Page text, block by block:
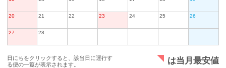
20 21 22 23 24 25 26
27 28
日にちをクリックすると、該当日に運行す
る便の一覧が表示されます。
は当月最安値